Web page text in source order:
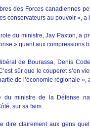
des Forces canadiennes
conservateurs au pouvoir », a
du ministre, Jay Paxton, a
» quant aux compressions
de Bourassa, Denis
sûr que le couperet s’en
de l’économie régionale »,
du ministre de la Défense
sur sa faim.
dire clairement aux gens